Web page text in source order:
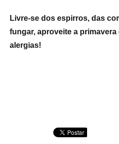
Livre-se dos espirros, das
fungar, aproveite a primavera
alergias!